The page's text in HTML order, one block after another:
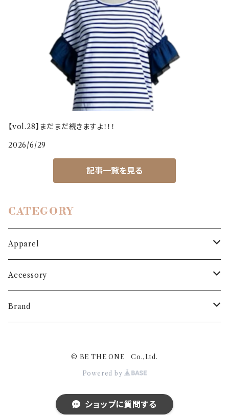
【vol.28】まだまだ続きますよ！！！
2026/6/29
記事一覧を見る
CATEGORY
Apparel
Outer
Coat
Bottoms
Accessory
Shoes
Brand
Plume Blanche
© BE THE ONE Co.,Ltd.
Powered by
ショップに質問する